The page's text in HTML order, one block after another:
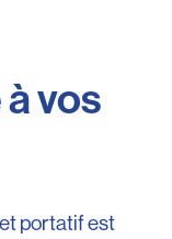
vos
portatif est